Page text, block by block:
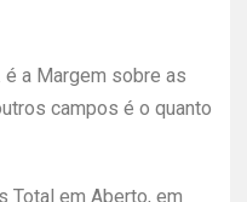
é a Margem sobre as
campos é o quanto
Total em Aberto, em